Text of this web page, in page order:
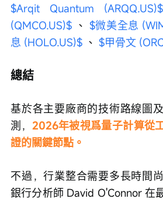
$Arqit Quantum (ARQQ.US)$
(QMCO.US)$ 、 $微美全息
息 (HOLO.US)$ 、 $甲骨文
總結
基於各主要廠商的技術路線圖
測， 2026年被視爲量子計算從
證的關鍵節點。
不過，行業整合需要多長時間
銀行分析師 David O'Connor 在